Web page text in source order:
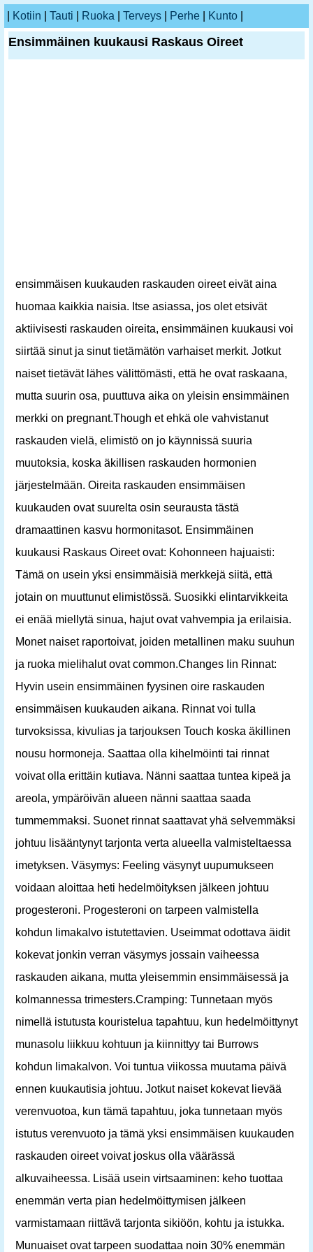
Kotiin Tauti Ruoka Terveys Perhe Kunto
Ensimmäinen kuukausi Raskaus Oireet
ensimmäisen kuukauden raskauden oireet eivät aina
huomaa kaikkia naisia. Itse asiassa, jos olet etsivät
aktiivisesti raskauden oireita, ensimmäinen kuukausi voi
siirtää sinut ja sinut tietämätön varhaiset merkit. Jotkut
naiset tietävät lähes välittömästi, että he ovat raskaana,
mutta suurin osa, puuttuva aika on yleisin ensimmäinen
merkki on pregnant.Though et ehkä ole vahvistanut
raskauden vielä, elimistö on jo käynnissä suuria
muutoksia, koska äkillisen raskauden hormonien
järjestelmään. Oireita raskauden ensimmäisen
kuukauden ovat suurelta osin seurausta tästä
dramaattinen kasvu hormonitasot. Ensimmäinen
kuukausi Raskaus Oireet ovat: Kohonneen hajuaisti:
Tämä on usein yksi ensimmäisiä merkkejä siitä, että
jotain on muuttunut elimistössä. Suosikki elintarvikkeita
ei enää miellytä sinua, hajut ovat vahvempia ja erilaisia.
Monet naiset raportoivat, joiden metallinen maku suuhun
ja ruoka mielihalut ovat common.Changes Iin Rinnat:
Hyvin usein ensimmäinen fyysinen oire raskauden
ensimmäisen kuukauden aikana. Rinnat voi tulla
turvoksissa, kivulias ja tarjouksen Touch koska äkillinen
nousu hormoneja. Saattaa olla kihelmöinti tai rinnat
voivat olla erittäin kutiava. Nänni saattaa tuntea kipeä ja
areola, ympäröivän alueen nänni saattaa saada
tummemmaksi. Suonet rinnat saattavat yhä selvemmäksi
johtuu lisääntynyt tarjonta verta alueella valmisteltaessa
imetyksen. Väsymys: Feeling väsynyt uupumukseen
voidaan aloittaa heti hedelmöityksen jälkeen johtuu
progesteroni. Progesteroni on tarpeen valmistella
kohdun limakalvo istutettavien. Useimmat odottava äidit
kokevat jonkin verran väsymys jossain vaiheessa
raskauden aikana, mutta yleisemmin ensimmäisessä ja
kolmannessa trimesters.Cramping: Tunnetaan myös
nimellä istutusta kouristelua tapahtuu, kun hedelmöittynyt
munasolu liikkuu kohtuun ja kiinnittyy tai Burrows
kohdun limakalvon. Voi tuntua viikossa muutama päivä
ennen kuukautisia johtuu. Jotkut naiset kokevat lievää
verenvuotoa, kun tämä tapahtuu, joka tunnetaan myös
istutus verenvuoto ja tämä yksi ensimmäisen kuukauden
raskauden oireet voivat joskus olla väärässä
alkuvaiheessa. Lisää usein virtsaaminen: keho tuottaa
enemmän verta pian hedelmöittymisen jälkeen
varmistamaan riittävä tarjonta sikiöön, kohtu ja istukka.
Munuaiset ovat tarpeen suodattaa noin 30% enemmän